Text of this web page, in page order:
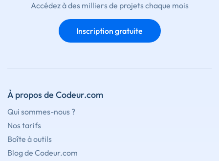
Accédez à des milliers de projets chaque mois
Inscription gratuite
À propos de Codeur.com
Qui sommes-nous ?
Nos tarifs
Boîte à outils
Blog de Codeur.com